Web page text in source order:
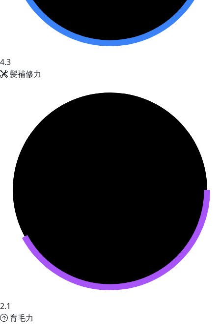
4.3
髪補修力
2.1
育毛力